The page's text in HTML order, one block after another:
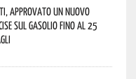
approvato un nuovo
sul gasolio fino al 25